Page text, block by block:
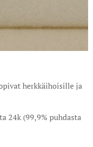
herkkäihoisille ja
24k (99,9% puhdasta